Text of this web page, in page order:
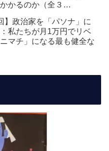
かるのか（全３
飾の愛国者
】政治家を「パソナ」に
私たちが月1万円でリベ
マチ」になる最も健全な